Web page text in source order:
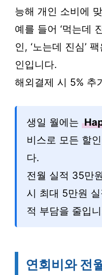
능해 개인 소비에
예를 들어 ‘먹는데
인, ‘노는데 진심’
인입니다.
해외결제 시 5% 추
생일 월에는
비스로 모든 할
다.
전월 실적 35만
시 최대 5만원
적 부담을 줄입
연회비와 전